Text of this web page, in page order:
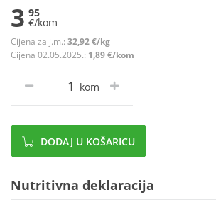
3 95
€/kom
Cijena za j.m.: 32,92 €/kg
Cijena 02.05.2025.: 1,89 €/kom
kom
DODAJ U KOŠARICU
Nutritivna deklaracija